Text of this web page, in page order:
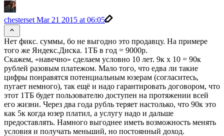
chesterset Mar 21 2015 at 06:05
Нет фикс. суммы, бо не выгодно это продавцу. На примере
того же Яндекс.Диска. 1ТБ в год = 9000р.
Скажем, «навечно» сделаем условно 10 лет. 9к х 10 = 90к
рублей разовым платежом. Мало того, что едва ли такие
цифры понравятся потенциальным юзерам (согласитесь,
пугает немного), так ещё и надо гарантировать договором, что
этот 1ТБ будет пользователю доступен на протяжении всей
его жизни. Через два года рубль теряет настолько, что 90к это
как 5к когда юзер платил, а услугу надо и дальше
предоставлять. Намного выгоднее иметь возможность менять
условия и получать меньший, но постоянный доход.